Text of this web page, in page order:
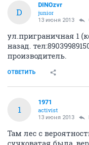
D
DINOzvr
junior
13 июня 2013
ул.приграничная 1
назад.
производитель.
ОТВЕТИТЬ
1
1971
activist
13 июня 2013
Там лес с
сучковатая была,